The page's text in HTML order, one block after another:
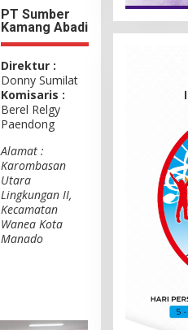
PT Sumber
Kamang Abadi
Direktur :
Donny Sumilat
Komisaris :
Berel Relgy
Paendong
Alamat :
Karombasan
Utara
Lingkungan II,
Kecamatan
Wanea Kota
Manado